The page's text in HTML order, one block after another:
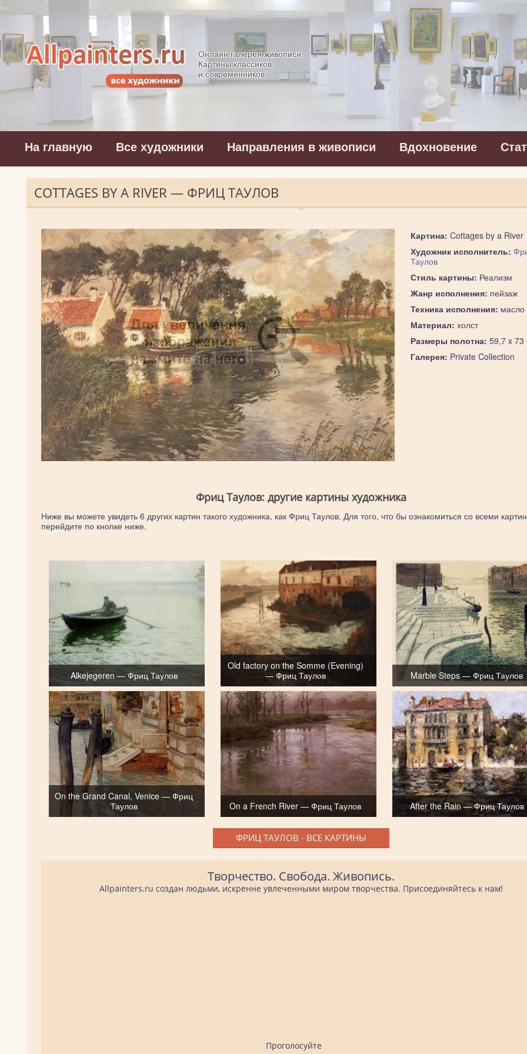
Allpainters.ru - картинная галерея
Онлайн галерея живописи.
Картины классиков
и современников
На главную Все художники Направления в живописи Вдохновение
COTTAGES BY A RIVER — ФРИЦ ТАУЛОВ
Картина: Cottages by a River
Художник исполнитель:
Таулов
Стиль картины: Реализм
Жанр исполнения: пейзаж
Техника исполнения: масло
Материал: холст
Размеры полотна: 59,7 x 73
Галерея: Private Collection
Фриц Таулов: другие картины художника
Ниже вы можете увидеть 6 других картин такого художника, как Фриц Таулов. Для того, что бы ознакомиться со всеми
перейдите по кнопке ниже.
Alkejegeren — Фриц Таулов
Old factory on the Somme (Evening)
— Фриц Таулов
Marble Steps — Фриц Таулов
On the Grand Canal, Venice — Фриц
Таулов
On a French River — Фриц Таулов After the Rain — Фриц Таулов
ФРИЦ ТАУЛОВ - ВСЕ КАРТИНЫ
Творчество. Свобода. Живопись.
Allpainters.ru создан людьми, искренне увлеченными миром творчества. Присоединяйтесь к нам!
Проголосуйте